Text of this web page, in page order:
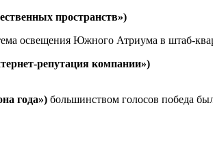
пространств»)
освещения Южного Атриума в штаб-
репутация компании»)
года») большинством голосов победа